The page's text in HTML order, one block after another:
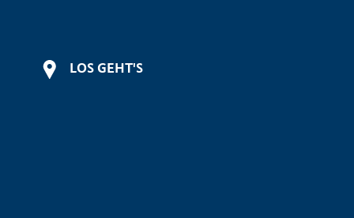
LOS GEHT'S